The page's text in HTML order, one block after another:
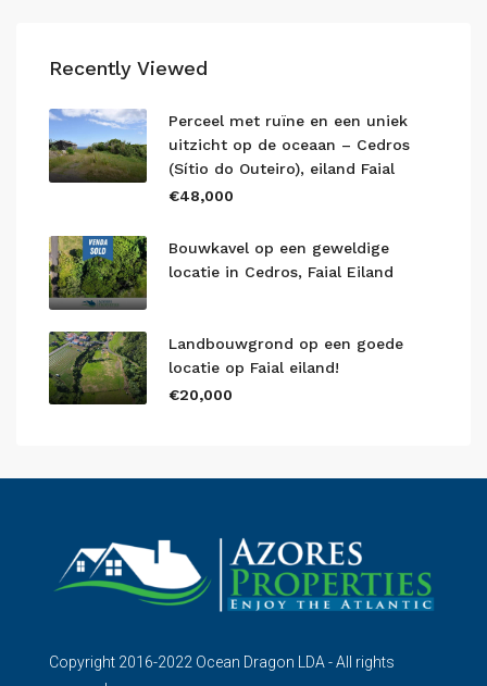
Recently Viewed
Perceel met ruïne en een uniek
uitzicht op de oceaan – Cedros
(Sítio do Outeiro), eiland Faial
€48,000
Bouwkavel op een geweldige
locatie in Cedros, Faial Eiland
Landbouwgrond op een goede
locatie op Faial eiland!
€20,000
Copyright 2016-2022 Ocean Dragon LDA - All rights